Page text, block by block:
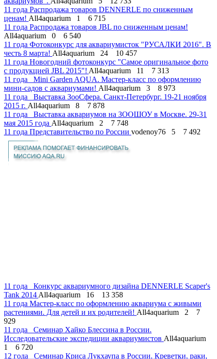
11 года Распродажа товаров DENNERLE по сниженным
ценам! All4aquarium 1
6 715
11 года Распродажа товаров JBL по сниженным ценам!
All4aquarium
0
6 540
11 года Фотоконкурс для аквариумисток "РУСАЛКИ 2016". В
честь 8 марта! All4aquarium 24
10 457
11 года Новогодний фотоконкурс "Самое оригинальное фото
с продукцией JBL 2015"! All4aquarium 11
7 313
11 года
Mini Garden AQUA. Мастер-класс по оформлению
мини-садов с аквариумами! All4aquarium 3
8 973
11 года
Выставка ЗооCфера. Санкт-Петербург. 19-21 ноября
2015 г. All4aquarium 8
7 878
11 года
Выставка аквариумов на ЗООШОУ в Москве. 29-31
мая 2015 года All4aquarium 2
7 748
11 года Представительство по России vodenoy76 5 7 492
11 года
Конкурс аквариумного дизайна DENNERLE Scaper's
Tank 2014 All4aquarium 16
13 358
11 года Мастер-класс по оформлению аквариума с живыми
растениями. Для детей и их родителей! All4aquarium 2
7
929
11 года
Семинар Хайко Блессина в России.
Исследовательские экспедиции аквариумистов All4aquarium
1
6 720
12 года
Семинар Криса Лукхаупа в России. Креветки, раки,